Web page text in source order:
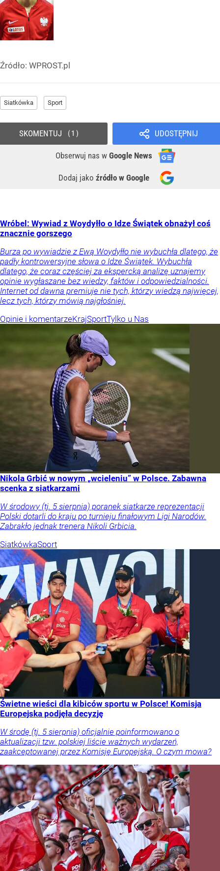
Źródło: WPROST.pl
Siatkówka Sport
UDOSTĘPNIJ
Obserwuj nas w Google News
Dodaj jako źródło w Google
SKOMENTUJ 1
Wróbel: Wywiad z Woydyłło o Idze Świątek obnażył coś
znacznie gorszego
Burza po wywiadzie z Ewą Woydyłło nie wybuchła dlatego, że
padły kontrowersyjne słowa o Idze Świątek. Wybuchła
dlatego, że coraz częściej za ekspercką analizę uznajemy
opinie wygłaszane bez wiedzy, faktów i odpowiedzialności.
Internet od dawna premiuje nie tych, którzy wiedzą najwięcej,
lecz tych, którzy mówią najgłośniej.
Opinie i komentarzeKrajSportTylko u Nas
Nikola Grbić w nowym „wcieleniu” w Polsce. Zabawna
scenka z siatkarzami
W środowy (tj. 5 sierpnia) poranek siatkarze reprezentacji
Polski dotarli do kraju po turnieju finałowym Ligi Narodów.
Zabrakło jednak trenera Nikoli Grbicia.
SiatkówkaSport
Świetne wieści dla kibiców sportu w Polsce! Komisja
Europejska podjęła decyzję
W środę (tj. 5 sierpnia) oficjalnie poinformowano o
aktualizacji tzw. polskiej liście ważnych wydarzeń,
zaakceptowanej przez Komisję Europejską. O czym mowa?